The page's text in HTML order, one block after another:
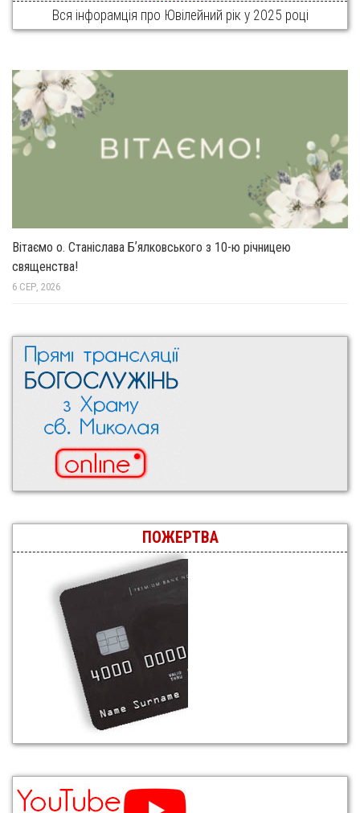
Вся інфорамція про Ювілейний рік у 2025 році
Вітаємо о. Станіслава Бʼялковського з 10-ю річницею
священства!
6 СЕР, 2026
ПОЖЕРТВА